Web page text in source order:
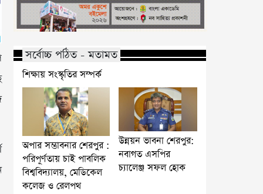
সর্বোচ্চ পঠিত - মতামত
শিক্ষায় সংস্কৃতির সম্পর্ক
অপার সম্ভাবনার শেরপুর :
পরিপূর্ণতায় চাই পাবলিক
বিশ্ববিদ্যালয়, মেডিকেল
কলেজ ও রেলপথ
উন্নয়ন ভাবনা শেরপুর:
নবাগত এসপির
চ্যালেঞ্জ সফল হোক